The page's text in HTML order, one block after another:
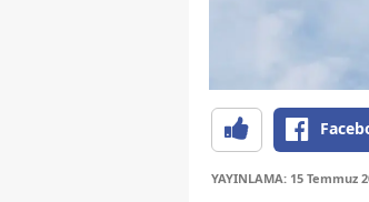
YAYINLAMA: 15 Temmuz